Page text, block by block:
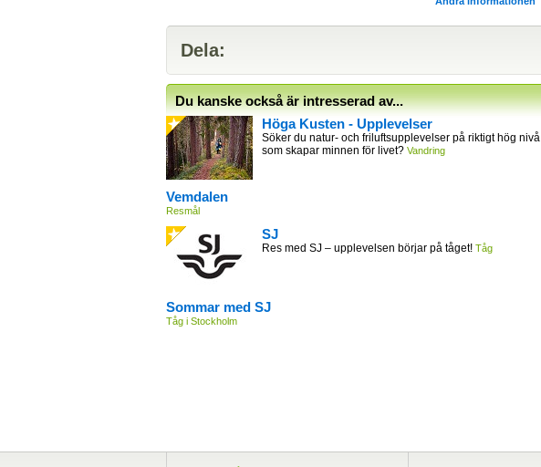
Dela:
Du kanske också är intresserad av...
Höga Kusten - Upplevelser
Söker du natur- och friluftsupplevelser på riktigt hög nivå
som skapar minnen för livet? Vandring
Vemdalen
Resmål
SJ
Res med SJ – upplevelsen börjar på tåget! Tåg
Sommar med SJ
Tåg i Stockholm